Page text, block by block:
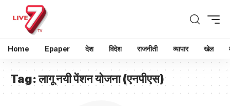
Home Epaper देश विदेश राजनीती व्यापार खेल
Tag:लागू नयी पेंशन योजना (एनपीएस)